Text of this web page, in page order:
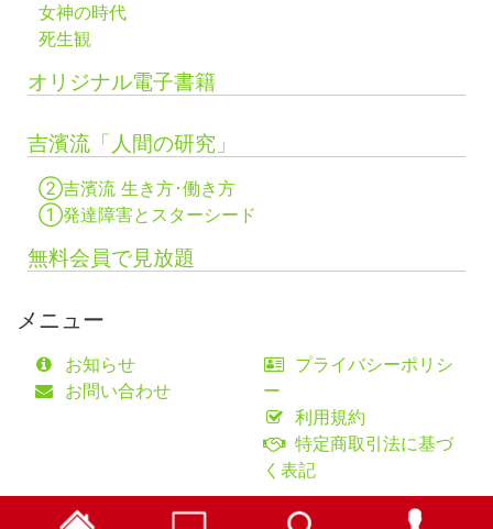
女神の時代
死生観
オリジナル電子書籍
吉濱流「人間の研究」
②吉濱流 生き方･働き方
①発達障害とスターシード
無料会員で見放題
メニュー
お知らせ
お問い合わせ
プライバシーポリシ
ー
利用規約
特定商取引法に基づ
く表記
©fifty-one collaborations Co.,Ltd.